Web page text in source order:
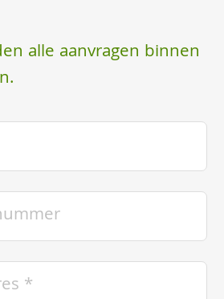
alle aanvragen binnen